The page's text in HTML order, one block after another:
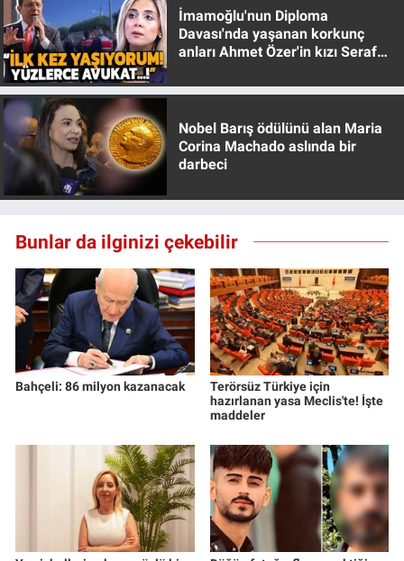
İmamoğlu'nun Diploma
Davası'nda yaşanan korkunç
anları Ahmet Özer'in kızı Seraf
Nobel Barış ödülünü alan Maria
Corina Machado aslında bir
darbeci
Bunlar da ilginizi çekebilir
Bahçeli: 86 milyon kazanacak
Terörsüz Türkiye için
hazırlanan yasa Meclis'te! İşte
maddeler
Türkiye'nin Geleceği
Türkiye'nin Gündemi
Yerel Gündem
Yerel Yaşam